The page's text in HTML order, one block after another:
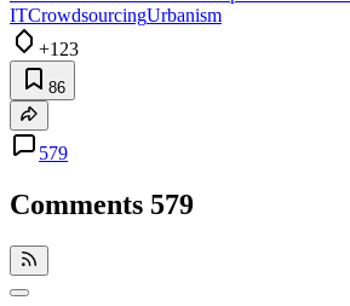
ITCrowdsourcingUrbanism
+123
86
579
Comments 579